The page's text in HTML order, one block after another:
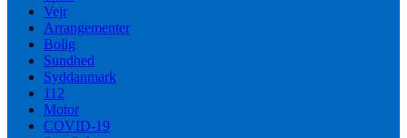
Vejr
Arrangementer
Bolig
Sundhed
Syddanmark
112
Motor
COVID-19